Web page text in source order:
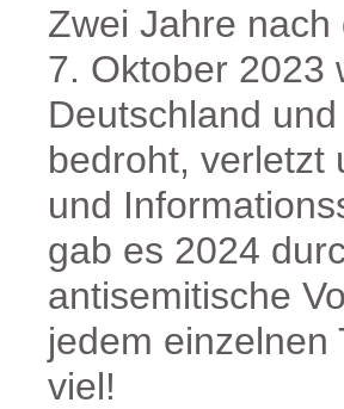
Zwei Jahre
7. Oktober 2023
Deutschland
bedroht, verletzt
und
gab es 2024
antisemitische
jedem einzelnen
viel!